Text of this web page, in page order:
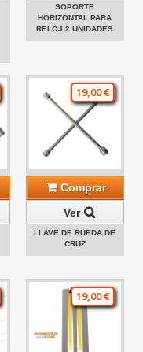
SOPORTE
HORIZONTAL PARA
RELOJ 2 UNIDADES
19,00 €
Comprar
Ver
LLAVE DE RUEDA DE
CRUZ
19,00 €